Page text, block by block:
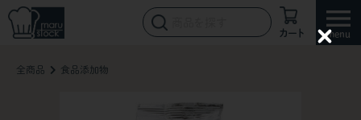
カート
全商品 食品添加物
C